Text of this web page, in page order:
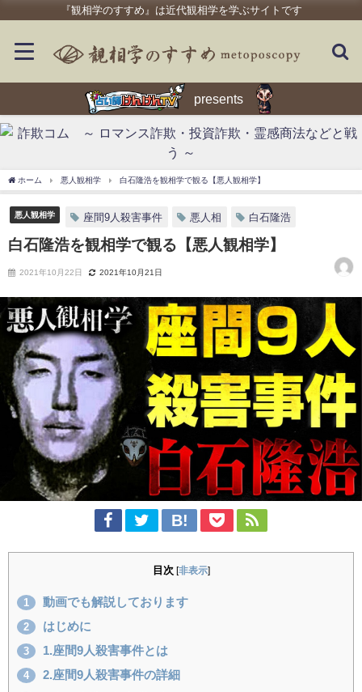
『観相学のすすめ』は近代観相学を学ぶサイトです
presents
ホーム 悪人観相学 白石隆浩を観相学で観る【悪人観相学】
悪人観相学 座間9人殺害事件 悪人相 白石隆浩
白石隆浩を観相学で観る【悪人観相学】
2021年10月22日 2021年10月21日
目次 [非表示]
1 動画でも解説しております
2 はじめに
3 1.座間9人殺害事件とは
4 2.座間9人殺害事件の詳細